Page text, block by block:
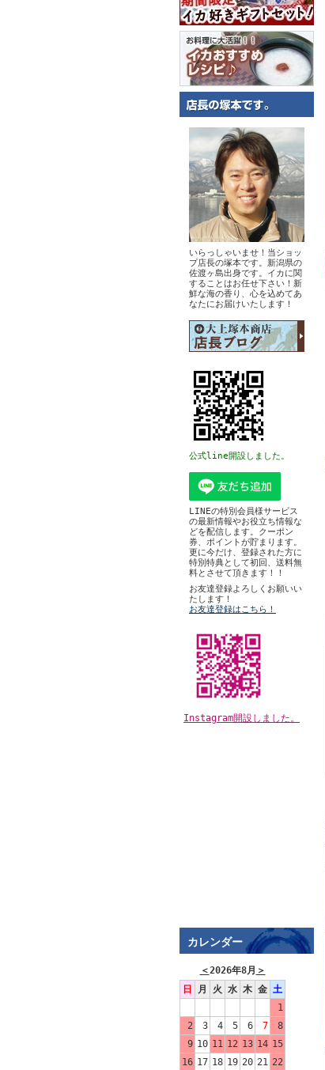
いらっしゃいませ！当ショッ
プ店長の塚本です。新潟県の
佐渡ヶ島出身です。イカに関
することはお任せ下さい！新
鮮な海の香り、心を込めてあ
なたにお届けいたします！
公式line開設しました。
LINEの特別会員様サービス
の最新情報やお役立ち情報な
どを配信します。クーポン
券、ポイントが貯まります。
更に今だけ、登録された方に
特別特典として初回、送料無
料とさせて頂きます！！
お友達登録よろしくお願いい
たします！
お友達登録はこちら！
Instagram開設しました。
カレンダー
＜2026年8月 ＞
日
月 火 水 木 金 土
1
2
3 4 5 6 7
8
9 10 11 12 13 14 15
16 17 18 19 20 21 22